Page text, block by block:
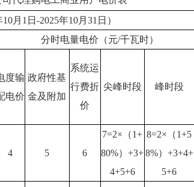
月1日-2025年10月31日）
分时电量电价（元/千瓦时）
度输
电价
政府性基
金及附加
系统运
行费折
价
尖峰时段 峰时段
4 5 6
7=2×（1+
80%）+3+
4+5+6
8=2×（1+5
8%）+3+4+
5+6